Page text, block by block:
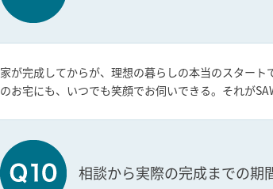
家が完成してからが、理想の暮らしの本当のスター
のお宅にも、いつでも笑顔でお伺いできる。それが
相談から実際の完成までの期